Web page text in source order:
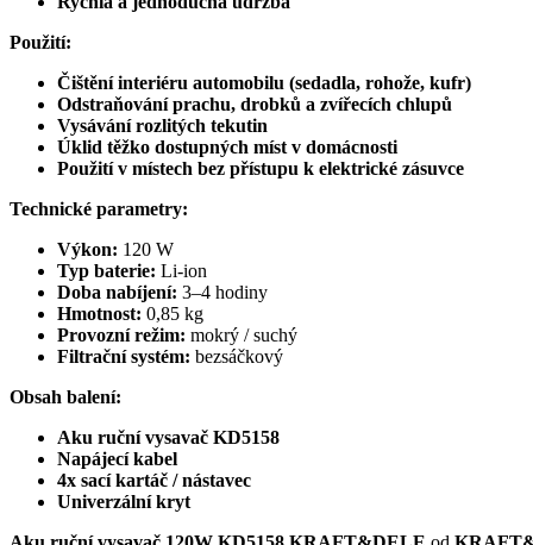
Použití:
Čištění interiéru automobilu (sedadla, rohože, kufr)
Odstraňování prachu, drobků a zvířecích chlupů
Vysávání rozlitých tekutin
Úklid těžko dostupných míst v domácnosti
Použití v místech bez přístupu k elektrické zásuvce
Technické parametry:
Výkon: 120 W
Typ baterie: Li-ion
Doba nabíjení: 3–4 hodiny
Hmotnost: 0,85 kg
Provozní režim: mokrý / suchý
Filtrační systém: bezsáčkový
Obsah balení:
Aku ruční vysavač KD5158
Napájecí kabel
4x sací kartáč / nástavec
Univerzální kryt